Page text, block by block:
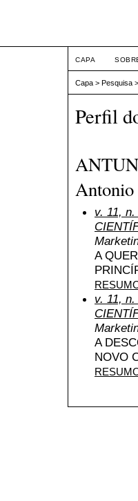
CAPA
Capa > Pesquisa >
Perfil
v. 11,
A
v. 11,
A
NOVO